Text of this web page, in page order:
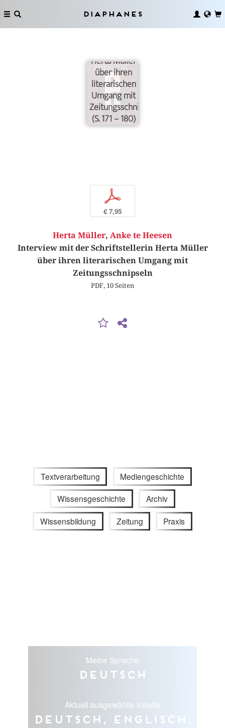
Diaphanes
Interview mit
Herta Müller
über ihren
literarischen
Umgang mit
Zeitungsschnipseln
(S. 171 – 180)
p
€ 7,95
Herta Müller, Anke te Heesen
Interview mit der Schriftstellerin Herta Müller
über ihren literarischen Umgang mit
Zeitungsschnipseln
PDF, 10 Seiten
Textverarbeitung Mediengeschichte
Wissensgeschichte Archiv
Wissensbildung Zeitung Praxis
Meine Sprache
Deutsch
Aktuell ausgewählte Inhalte
Deutsch, Englisch,